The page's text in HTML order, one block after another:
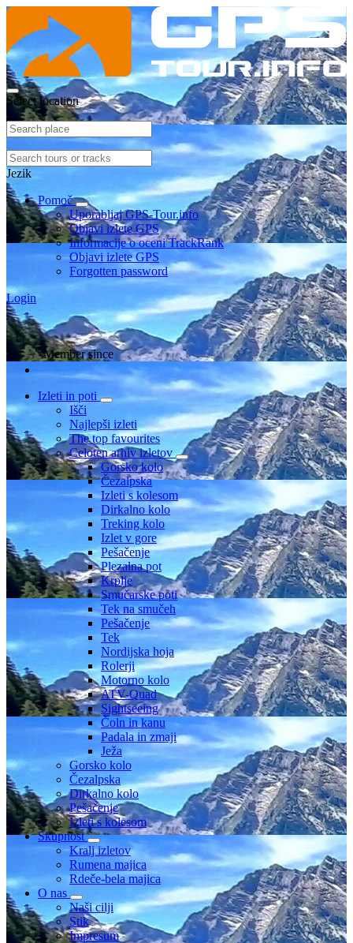
Select location
Jezik
Pomoč
Uporabljaj GPS-Tour.info
Objavi izlete GPS
Informacije o oceni TrackRank
Objavi izlete GPS
Forgotten password
Login
Member since
Izleti in poti
Išči
Najlepši izleti
The top favourites
Celoten arhiv izletov
Gorsko kolo
Čezalpska
Izleti s kolesom
Dirkalno kolo
Treking kolo
Izlet v gore
Pešačenje
Plezalna pot
Krplje
Smučarske poti
Tek na smučeh
Pešačenje
Tek
Nordijska hoja
Rolerji
Motorno kolo
ATV-Quad
Sightseeing
Čoln in kanu
Padala in zmaji
Ježa
Gorsko kolo
Čezalpska
Dirkalno kolo
Pešačenje
Izleti s kolesom
Skupnost
Kralj izletov
Rumena majica
Rdeče-bela majica
O nas
Naši cilji
Stik
Impresum